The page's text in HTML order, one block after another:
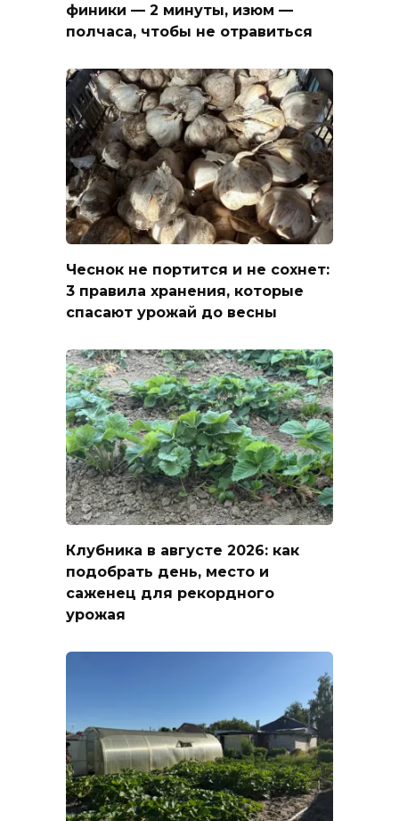
финики — 2 минуты, изюм —
полчаса, чтобы не отравиться
Чеснок не портится и не сохнет:
3 правила хранения, которые
спасают урожай до весны
Клубника в августе 2026: как
подобрать день, место и
саженец для рекордного
урожая